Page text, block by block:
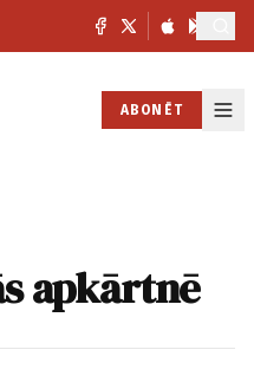
ABONĒT
apkārtnē